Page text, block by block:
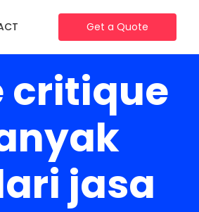
Get a Quote
critique
jasa